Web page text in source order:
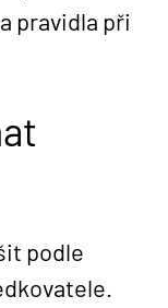
pravidla při
podle